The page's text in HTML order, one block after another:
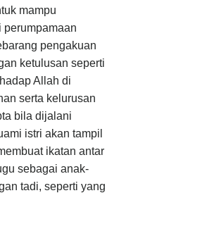
mampu
perumpamaan
pengakuan
ketulusan seperti
Allah di
serta kelurusan
bila dijalani
istri akan tampil
ikatan antar
sebagai anak-
tadi, seperti yang